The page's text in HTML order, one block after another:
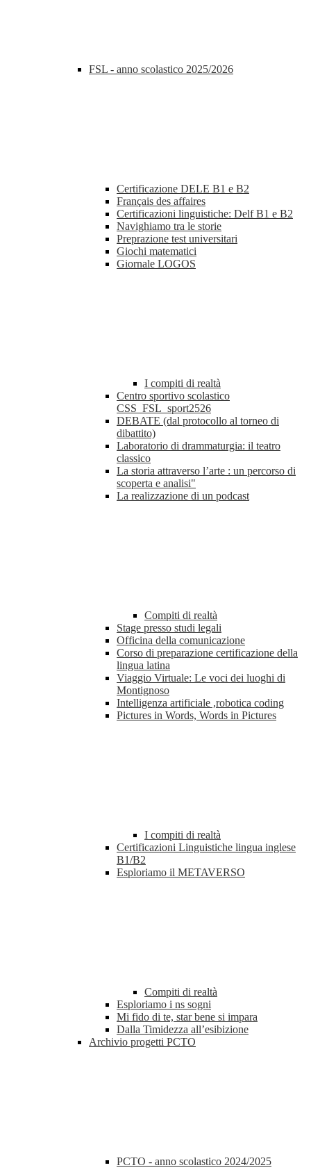
FSL - anno scolastico 2025/2026
Certificazione DELE B1 e B2
Français des affaires
Certificazioni linguistiche: Delf B1 e B2
Navighiamo tra le storie
Preprazione test universitari
Giochi matematici
Giornale LOGOS
I compiti di realtà
Centro sportivo scolastico
CSS_FSL_sport2526
DEBATE (dal protocollo al torneo di
dibattito)
Laboratorio di drammaturgia: il teatro
classico
La storia attraverso l’arte : un percorso di
scoperta e analisi"
La realizzazione di un podcast
Compiti di realtà
Stage presso studi legali
Officina della comunicazione
Corso di preparazione certificazione della
lingua latina
Viaggio Virtuale: Le voci dei luoghi di
Montignoso
Intelligenza artificiale ,robotica coding
Pictures in Words, Words in Pictures
I compiti di realtà
Certificazioni Linguistiche lingua inglese
B1/B2
Esploriamo il METAVERSO
Compiti di realtà
Esploriamo i ns sogni
Mi fido di te, star bene si impara
Dalla Timidezza all’esibizione
Archivio progetti PCTO
PCTO - anno scolastico 2024/2025